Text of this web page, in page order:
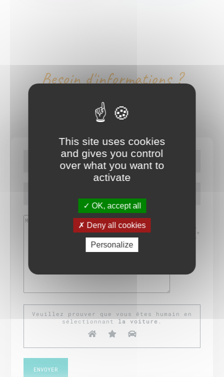
Besoin d'informations ?
CONTACTEZ-NOUS
J’accepte que mes
données soient
utilisées pour le bon
fonctionnement du site
internet de La Maison
ne seront jamais
Veuillez prouver que vous êtes humain en
sélectionnantla voiture.
This site uses cookies
and gives you control
over what you want to
activate
OK, accept all
Deny all cookies
Personalize